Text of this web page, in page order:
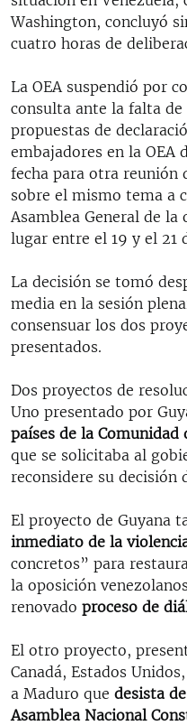
Washington, concluyó
cuatro horas de
La OEA suspendió por
consulta ante la falta de
propuestas de
embajadores en la OEA
fecha para otra reunión
sobre el mismo tema a
Asamblea General de
lugar entre el 19 y el 21
La decisión se tomó
media en la sesión
consensuar los dos
presentados.
Dos proyectos de
Uno presentado por
países de la Comunidad
que se solicitaba al
reconsidere su decisión
El proyecto de Guyana
inmediato de la
concretos” para
la oposición
renovado proceso de
El otro proyecto,
Canadá, Estados
a Maduro que desista
Asamblea Nacional